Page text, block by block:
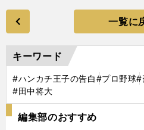
一覧に
キーワード
#ハンカチ王子の告白#プロ野球#
#田中将大
編集部のおすすめ